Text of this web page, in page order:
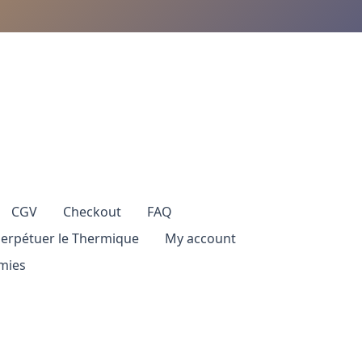
CGV Checkout
FAQ
le Thermique
My account